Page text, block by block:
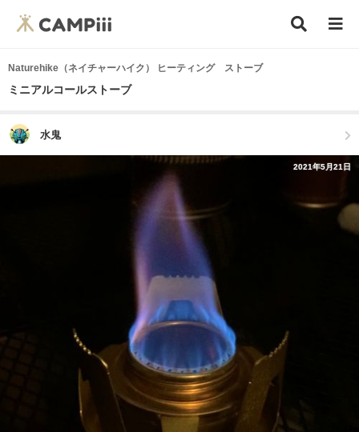
Naturehike（ネイチャーハイク） ヒーティング ストーブ
ミニアルコールストーブ
水鬼
2021年5月21日